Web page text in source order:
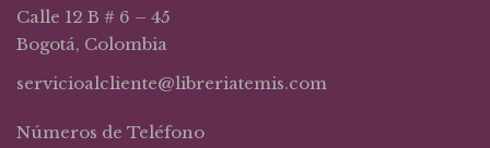
Calle 12 B # 6 – 45
Bogotá, Colombia
servicioalcliente@libreriatemis.com
Números de Teléfono